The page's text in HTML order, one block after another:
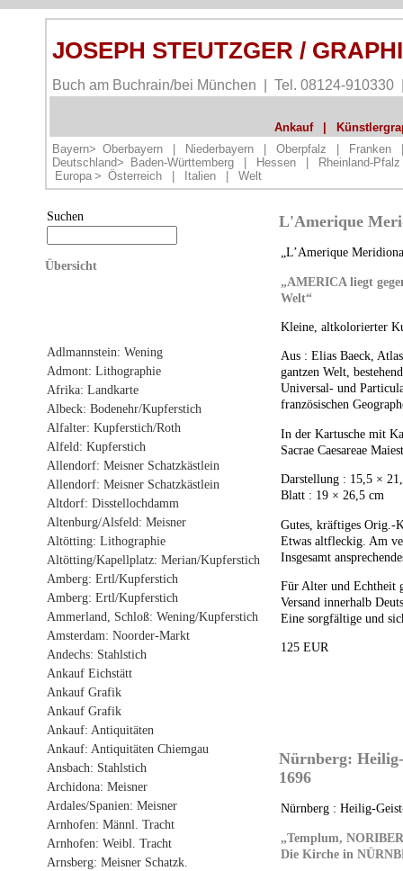
JOSEPH STEUTZGER /
Buch am Buchrain/bei München | Tel. 08124-
Ankauf
Bayern> Oberbayern Niederbayern Oberpfalz Franken
Deutschland>
Baden-Württemberg Hessen
Rheinland-Pfalz
Europa > Österreich Italien Welt
Suchen
Übersicht
Adlmannstein: Wening
Admont: Lithographie
Afrika: Landkarte
Albeck: Bodenehr/Kupferstich
Alfalter: Kupferstich/Roth
Alfeld: Kupferstich
Allendorf: Meisner Schatzkästlein
Allendorf: Meisner Schatzkästlein
Altdorf: Disstellochdamm
Altenburg/Alsfeld: Meisner
Altötting: Lithographie
Altötting/Kapellplatz: Merian/Kupferstich
Amberg: Ertl/Kupferstich
Amberg: Ertl/Kupferstich
Ammerland, Schloß: Wening/Kupferstich
Amsterdam: Noorder-Markt
Andechs: Stahlstich
Ankauf Eichstätt
Ankauf Grafik
Ankauf Grafik
Ankauf: Antiquitäten
Ankauf: Antiquitäten Chiemgau
Ansbach: Stahlstich
Archidona: Meisner
Ardales/Spanien: Meisner
Arnhofen: Männl. Tracht
Arnhofen: Weibl. Tracht
Arnsberg: Meisner Schatzk.
L'Amerique
„L’Amerique
„AMERICA liegt
Welt“
Kleine, altkolorierter
Aus : Elias Baeck,
gantzen Welt,
Universal- und
französischen
In der Kartusche mit
Sacrae Caesareae
Darstellung : 15,5 ×
Blatt : 19 × 26,5 cm
Gutes, kräftiges Orig.-
Etwas altfleckig. Am
Insgesamt
Für Alter und Echtheit
Versand innerhalb
Eine sorgfältige und
125 EUR
Nürnberg:
1696
Nürnberg : Heilig-
„Templum,
Die Kirche in